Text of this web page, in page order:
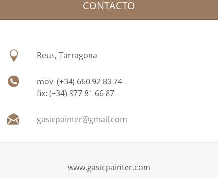
CONTACTO
Reus, Tarragona
mov: (+34) 660 92 83 74
fix: (+34) 977 81 66 87
gasicpainter@gmail.com
www.gasicpainter.com